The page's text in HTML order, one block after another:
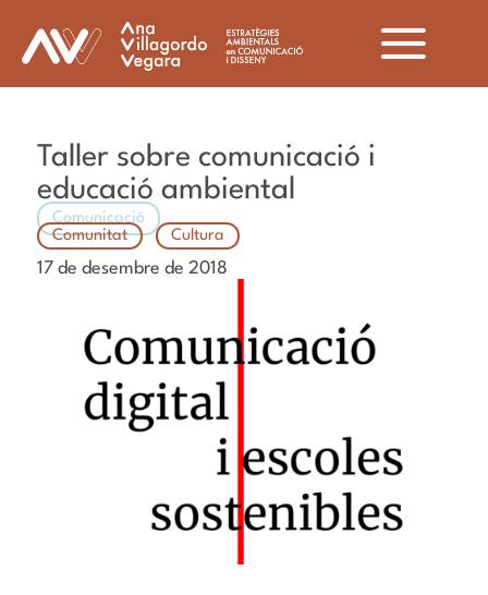
Taller sobre comunicació i
educació ambiental
Comunicació
Comunitat
Cultura
17 de desembre de 2018